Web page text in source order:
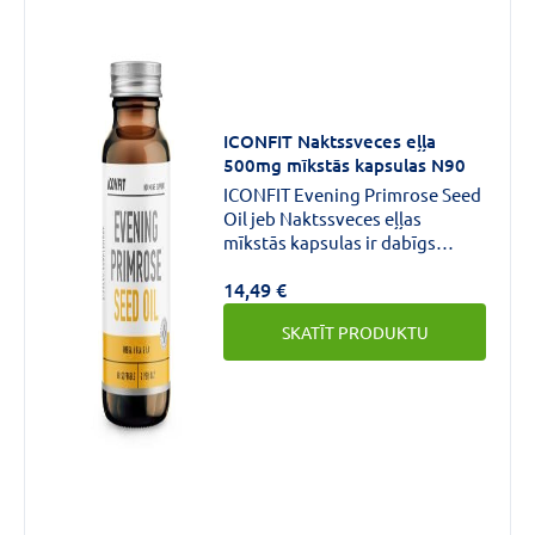
ICONFIT Naktssveces eļļa
500mg mīkstās kapsulas N90
ICONFIT Evening Primrose Seed
Oil jeb Naktssveces eļļas
mīkstās kapsulas ir dabīgs
avots, kas ir noderīga Omega 6
taukskābe.Kapsulas palīdz
līdzsvarot hormonus un mazina
premenstruālo sindromu.
14,49 €
SKATĪT PRODUKTU